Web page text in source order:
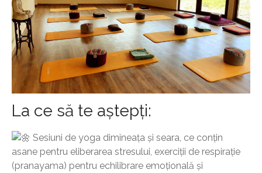
La ce să te aștepți:
Sesiuni de yoga dimineața și seara, ce conțin
asane pentru eliberarea stresului, exerciții de respirație
(pranayama) pentru echilibrare emoțională și